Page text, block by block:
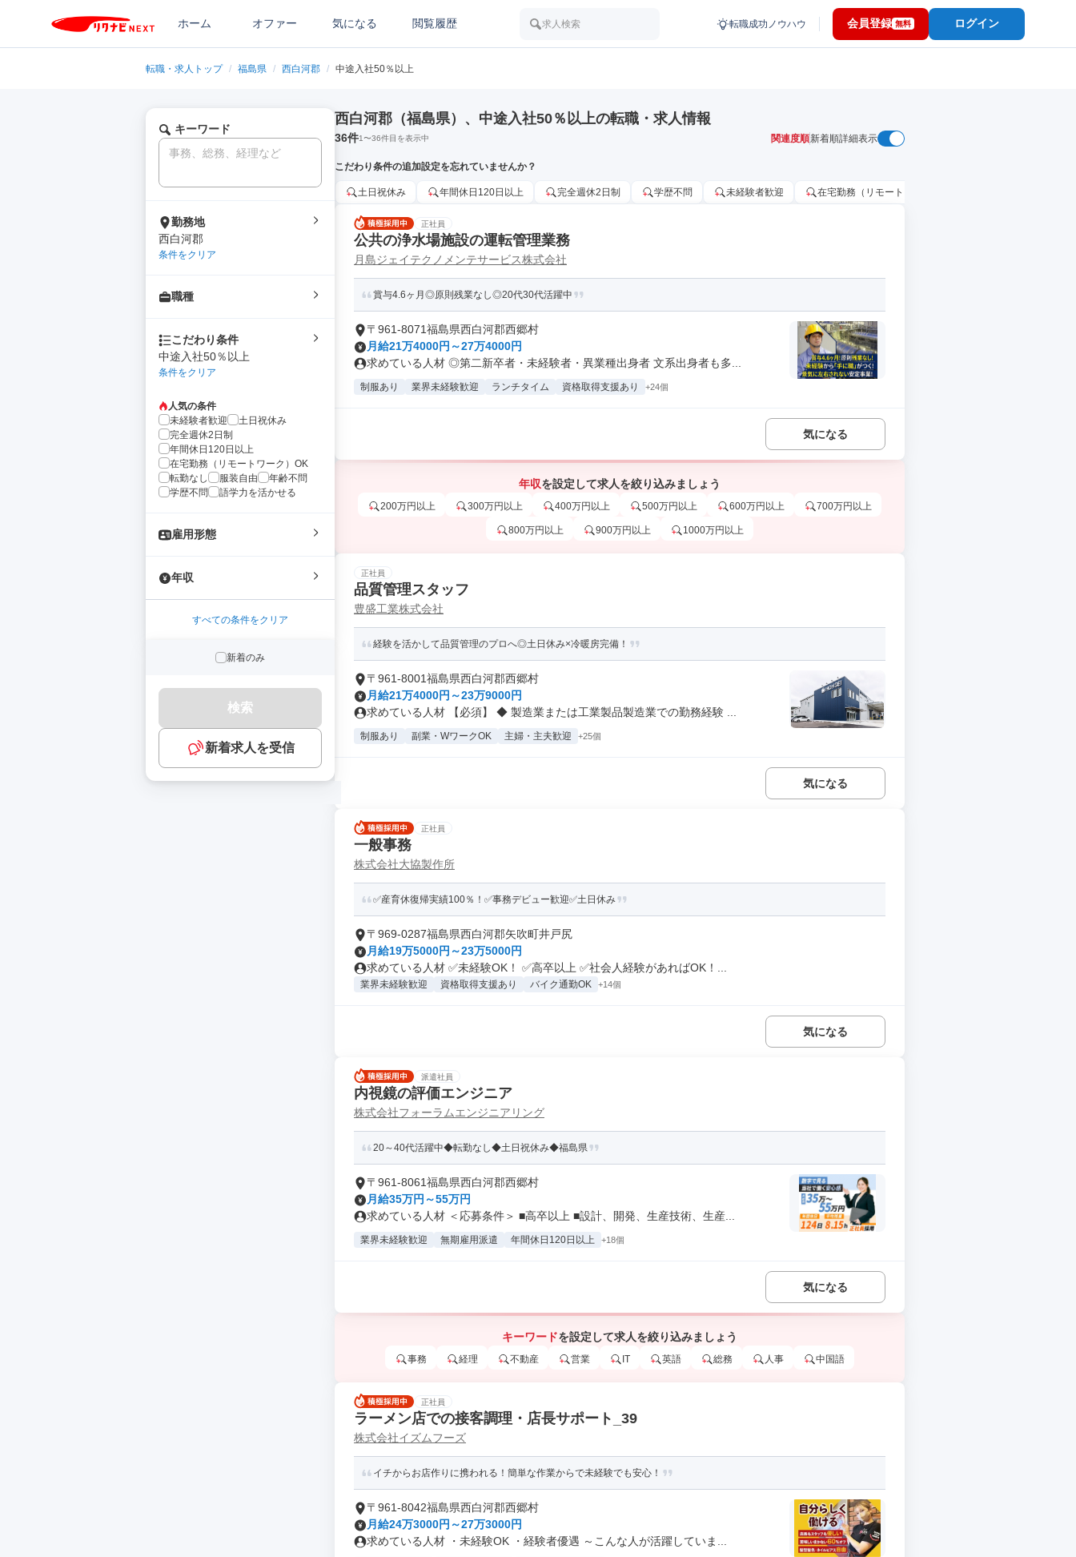
ホーム オファー 気になる 閲覧履歴 求人検索 転職成功ノウハウ 会員登録 無料 ログイン
転職・求人トップ / 福島県 / 西白河郡 / 中途入社50％以上
キーワード
勤務地
西白河郡
条件をクリア
職種
こだわり条件
中途入社50％以上
条件をクリア
人気の条件
未経験者歓迎
土日祝休み
完全週休2日制
年間休日120日以上
在宅勤務（リモートワーク）OK
転勤なし
服装自由
年齢不問
学歴不問
語学力を活かせる
雇用形態
年収
すべての条件をクリア
新着のみ
検索
新着求人を受信
西白河郡（福島県）、中途入社50％以上の転職・求人情報
36件1〜36件目を表示中 関連度順新着順詳細表示
こだわり条件の追加設定を忘れていませんか？
土日祝休み 年間休日120日以上 完全週休2日制 学歴不問 未経験者歓迎 在宅勤務（リモートワーク）OK
正社員
公共の浄水場施設の運転管理業務
月島ジェイテクノメンテサービス株式会社
賞与4.6ヶ月◎原則残業なし◎20代30代活躍中
〒961-8071福島県西白河郡西郷村
月給21万4000円～27万4000円
求めている人材 ◎第二新卒者・未経験者・異業種出身者 文系出身者も多...
制服あり 業界未経験歓迎 ランチタイム 資格取得支援あり +24個
気になる
年収を設定して求人を絞り込みましょう
200万円以上 300万円以上 400万円以上 500万円以上 600万円以上 700万円以上
800万円以上 900万円以上 1000万円以上
正社員
品質管理スタッフ
豊盛工業株式会社
経験を活かして品質管理のプロへ◎土日休み×冷暖房完備！
〒961-8001福島県西白河郡西郷村
月給21万4000円～23万9000円
求めている人材 【必須】 ◆ 製造業または工業製品製造業での勤務経験 ...
制服あり 副業・WワークOK 主婦・主夫歓迎 +25個
気になる
正社員
一般事務
株式会社大協製作所
✅産育休復帰実績100％！✅事務デビュー歓迎✅土日休み
〒969-0287福島県西白河郡矢吹町井戸尻
月給19万5000円～23万5000円
求めている人材 ✅未経験OK！ ✅高卒以上 ✅社会人経験があればOK！...
業界未経験歓迎 資格取得支援あり バイク通勤OK +14個
気になる
派遣社員
内視鏡の評価エンジニア
株式会社フォーラムエンジニアリング
20～40代活躍中◆転勤なし◆土日祝休み◆福島県
〒961-8061福島県西白河郡西郷村
月給35万円～55万円
求めている人材 ＜応募条件＞ ■高卒以上 ■設計、開発、生産技術、生産...
業界未経験歓迎 無期雇用派遣 年間休日120日以上 +18個
気になる
キーワードを設定して求人を絞り込みましょう
事務 経理 不動産 営業 IT 英語 総務 人事 中国語
正社員
ラーメン店での接客調理・店長サポート_39
株式会社イズムフーズ
イチからお店作りに携われる！簡単な作業からで未経験でも安心！
〒961-8042福島県西白河郡西郷村
月給24万3000円～27万3000円
求めている人材 ・未経験OK ・経験者優遇 ～こんな人が活躍していま...